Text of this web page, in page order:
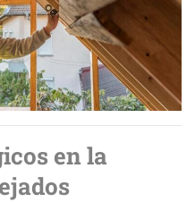
en la